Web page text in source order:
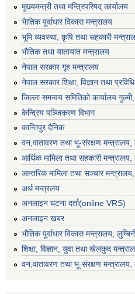
मुख्यमन्त्री तथा मन्त्रिपरिषद् कार्यालय
भैातिक पूर्वाधार विकास मन्त्रालय
भूमि व्यवस्था, कृषि तथा सहकारी
भाैतिक तथा यातायात मन्त्रालय
नेपाल सरकार गृह मन्त्रालय
नेपाल सरकार शिक्षा, विज्ञान तथा
जिल्ला समन्वय समितिको कार्यालय
केन्द्रिय पञ्जिकरण विभाग
कान्तिपुर दैनिक
वन,वातावरण तथा भू-संरक्षण मन्त्रालय,
आर्थिक मामिला तथा सहकारी मन्त्रालय,
आन्तरिक मामिला तथा सञ्चार
अर्थ मन्त्रलय
अनलाइन घटना दर्ता(online VRS)
अनलाइन खबर
भौतिक पूर्वाधार विकास मन्त्रालय,
शिक्षा, विज्ञान, युवा तथा खेलकुद
वन,वातावरण तथा भू-संरक्षण मन्त्रालय,